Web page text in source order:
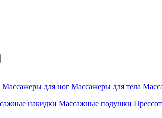
Массажеры для ног Массажеры для тела
накидки Массажные подушки